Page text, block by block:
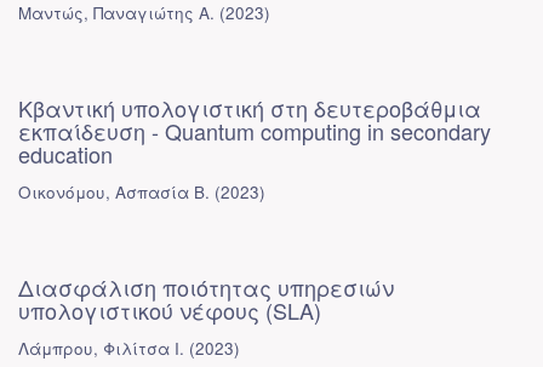
Μαντώς, Παναγιώτης Α. (2023)
Κβαντική υπολογιστική στη δευτεροβάθμια
εκπαίδευση - Quantum computing in secondary
education
Οικονόμου, Ασπασία Β. (2023)
Διασφάλιση ποιότητας υπηρεσιών
υπολογιστικού νέφους (SLA)
Λάμπρου, Φιλίτσα Ι. (2023)